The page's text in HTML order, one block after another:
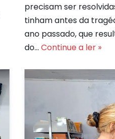
precisam ser
tinham antes da
ano passado, que
do… Continue a ler »